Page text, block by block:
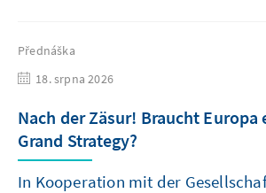
Přednáška
18. srpna 2026
Nach der Zäsur! Braucht Europa
Grand Strategy?
In Kooperation mit der